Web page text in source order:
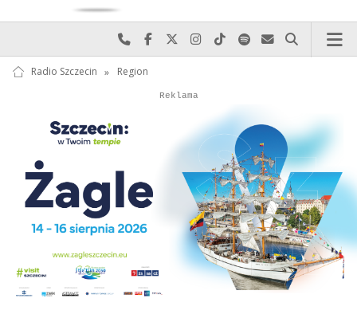
Najlepiej po prostu do nas zadzwoń
Odwiedź nas na Facebook-u
Odwiedź nas na X
Odwiedź nas na Instagram-ie
Odwiedź nas na TikTok-u
Szukaj nas na Spotify
Wyślij do nas
Szukaj
Radio Szczecin » Region
Autopromocja
Reklama